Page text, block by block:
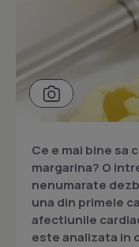
Ce e mai bine sa
margarina? O
nenumarate
una din primele
afectiunile
este analizata in